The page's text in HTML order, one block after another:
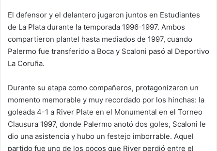
El defensor y el delantero jugaron juntos en Estudiantes
de La Plata durante la temporada 1996-1997. Ambos
compartieron plantel hasta mediados de 1997, cuando
Palermo fue transferido a Boca y Scaloni pasó al Deportivo
La Coruña.
Durante su etapa como compañeros, protagonizaron un
momento memorable y muy recordado por los hinchas: la
goleada 4-1 a River Plate en el Monumental en el Torneo
Clausura 1997, donde Palermo anotó dos goles, Scaloni le
dio una asistencia y hubo un festejo imborrable. Aquel
partido fue uno de los pocos que River perdió entre el